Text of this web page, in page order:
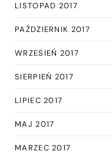
LISTOPAD 2017
PAŹDZIERNIK 2017
WRZESIEŃ 2017
SIERPIEŃ 2017
LIPIEC 2017
MAJ 2017
MARZEC 2017